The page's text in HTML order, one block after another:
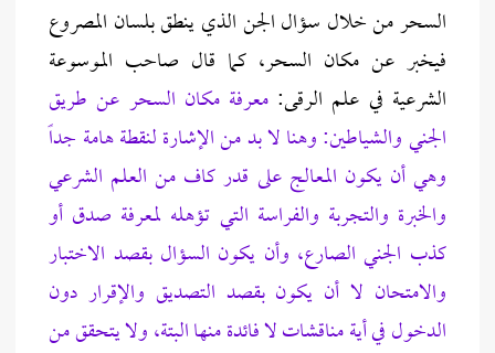
السحر من خلال سؤال الجن الذي ينطق بلسان المصروع
فيخبر عن مكان السحر، كما قال صاحب الموسوعة
الشرعية في علم الرقى: معرفة مكان السحر عن طريق
الجني والشياطين: وهنا لا بد من الإشارة لنقطة هامة جداً
وهي أن يكون المعالج على قدر كاف من العلم الشرعي
والخبرة والتجربة والفراسة التي تؤهله لمعرفة صدق أو
كذب الجني الصارع، وأن يكون السؤال بقصد الاختبار
والامتحان لا أن يكون بقصد التصديق والإقرار دون
الدخول في أية مناقشات لا فائدة منها البتة، ولا يتحقق من